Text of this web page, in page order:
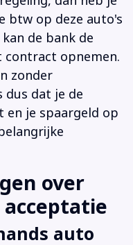
btw op deze auto's
de bank de
contract opnemen.
zonder
dat je de
en je spaargeld op
over
acceptatie
auto